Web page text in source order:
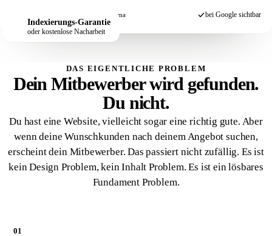
Schema bei Google sichtbar
Indexierungs-Garantie
oder kostenlose Nacharbeit
DAS EIGENTLICHE PROBLEM
Dein Mitbewerber wird gefunden.
Du nicht.
Du hast eine Website, vielleicht sogar eine richtig gute. Aber
wenn deine Wunschkunden nach deinem Angebot suchen,
erscheint dein Mitbewerber. Das passiert nicht zufällig. Es ist
kein Design Problem, kein Inhalt Problem. Es ist ein lösbares
Fundament Problem.
01